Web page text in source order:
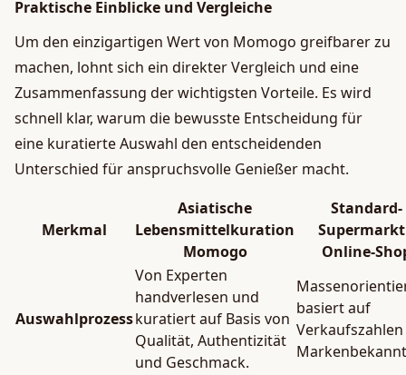
Praktische Einblicke und Vergleiche
Um den einzigartigen Wert von Momogo greifbarer zu
machen, lohnt sich ein direkter Vergleich und eine
Zusammenfassung der wichtigsten Vorteile. Es wird
schnell klar, warum die bewusste Entscheidung für
eine kuratierte Auswahl den entscheidenden
Unterschied für anspruchsvolle Genießer macht.
Merkmal
Asiatische
Lebensmittelkuration
Momogo
Standard-
Online-
Auswahlprozess
Von Experten
handverlesen und
kuratiert auf Basis von
Qualität, Authentizität
und Geschmack.
basiert auf